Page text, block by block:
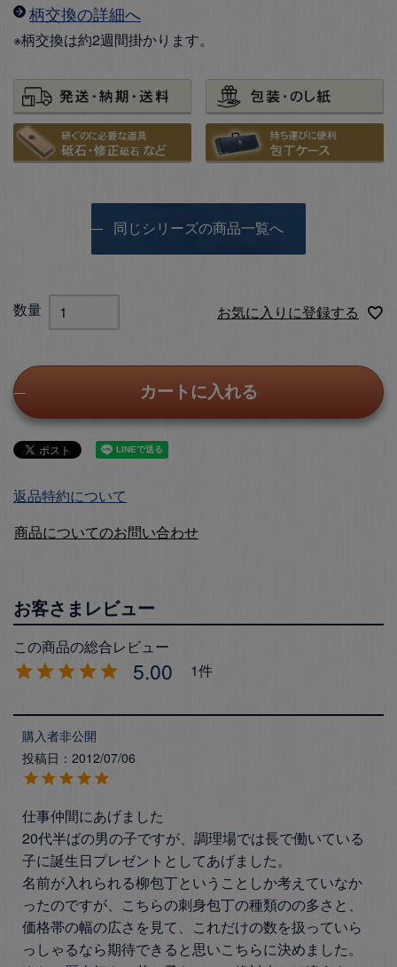
柄交換の詳細へ
※柄交換は約2週間掛かります。
同じシリーズの商品一覧へ
お気に入りに登録する
カートに入れる
返品特約について
商品についてのお問い合わせ
5.00 1
購入者非公開
投稿日
2012/07/06
仕事仲間にあげました
20代半ばの男の子ですが、調理場では長で働いている
子に誕生日プレゼントとしてあげました。
名前が入れられる柳包丁ということしか考えていなか
ったのですが、こちらの刺身包丁の種類のの多さと、
価格帯の幅の広さを見て、これだけの数を扱っていら
っしゃるなら期待できると思いこちらに決めました。